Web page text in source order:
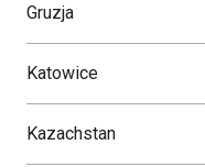
Gruzja
Katowice
Kazachstan